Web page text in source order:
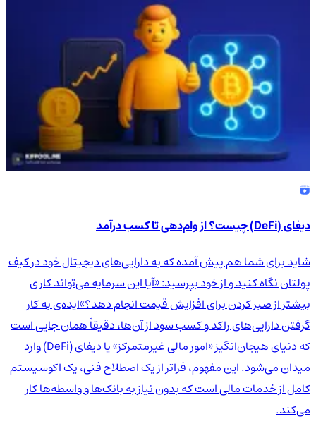
دیفای (DeFi) چیست؟ از وام‌دهی تا کسب درآمد
شاید برای شما هم پیش آمده که به دارایی‌های دیجیتال خود در کیف
پولتان نگاه کنید و از خود بپرسید: «آیا این سرمایه می‌تواند کاری
بیشتر از صبر کردن برای افزایش قیمت انجام دهد؟»ایده‌ی به کار
گرفتن دارایی‌های راکد و کسب سود از آن‌ها، دقیقاً همان جایی است
که دنیای هیجان‌انگیز «امور مالی غیرمتمرکز» یا دیفای (DeFi) وارد
میدان می‌شود. این مفهوم، فراتر از یک اصطلاح فنی، یک اکوسیستم
کامل از خدمات مالی است که بدون نیاز به بانک‌ها و واسطه‌ها کار
می‌کند.